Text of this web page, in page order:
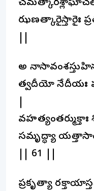
ఝణత్కారైస్తారైః
అసౌ
త్వదీయో నేదీయః
సమృద్ధ్యా
|| 61 ||
ప్రకృత్యా